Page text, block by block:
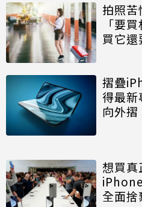
拍照
「要
買它
摺疊
得最新
向外摺
想買真
全面捨